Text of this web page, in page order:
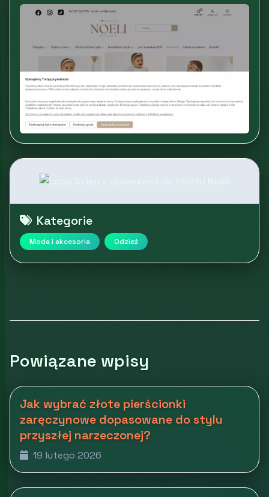
Kategorie
Moda i akcesoria Odzież
Powiązane wpisy
Jak wybrać złote pierścionki
zaręczynowe dopasowane do stylu
przyszłej narzeczonej?
19 lutego 2026